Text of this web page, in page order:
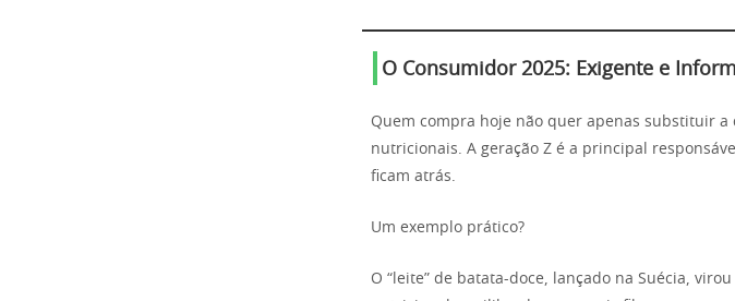
O Consumidor 2025: Exigente e
Quem compra hoje não quer apenas substituir
nutricionais. A geração Z é a principal
ficam atrás.
Um exemplo prático?
O “leite” de batata-doce, lançado na Suécia,